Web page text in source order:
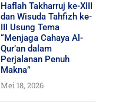
Haflah Takharruj ke-XIII
dan Wisuda Tahfizh ke-
III Usung Tema
“Menjaga Cahaya Al-
Qur’an dalam
Perjalanan Penuh
Makna”
Mei 18, 2026